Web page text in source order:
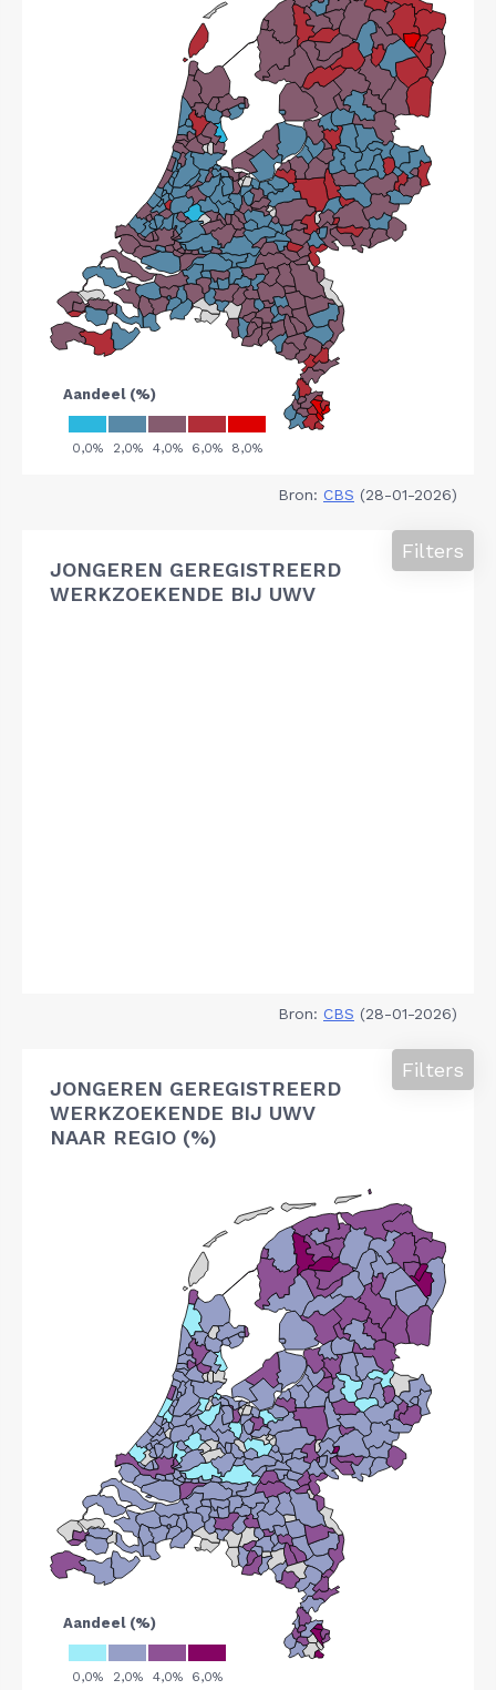
Bron: CBS (28-01-2026)
JONGEREN GEREGISTREERD
WERKZOEKENDE BIJ UWV
Filters
Bron: CBS (28-01-2026)
JONGEREN GEREGISTREERD
WERKZOEKENDE BIJ UWV
NAAR REGIO (%)
Filters